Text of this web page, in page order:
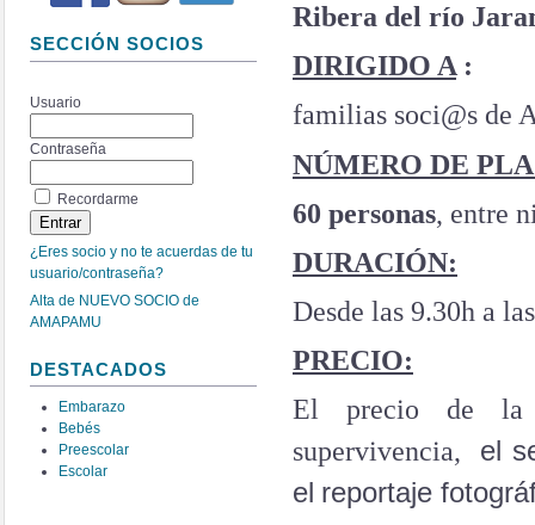
SECCIÓN SOCIOS
Usuario
Contraseña
Recordarme
¿Eres socio y no te acuerdas de tu
usuario/contraseña?
Alta de NUEVO SOCIO de
AMAPAMU
DESTACADOS
Embarazo
Bebés
Preescolar
Escolar
Ribera del río
DIRIGIDO A:
familias soci@s de
NÚMERO DE
60 personas, entre
DURACIÓN:
Desde las 9.30h a
PRECIO:
El precio de
supervivencia, el
el reportaje